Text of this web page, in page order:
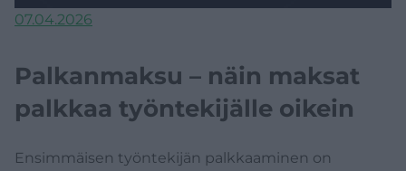
07.04.2026
Palkanmaksu – näin maksat
palkkaa työntekijälle oikein
Ensimmäisen työntekijän palkkaaminen on